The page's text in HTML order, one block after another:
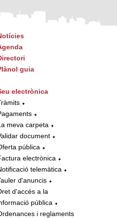
guia
electrònica
meva carpeta
document
pública
electrònica
telemàtica
d'anuncis
d'accés a la
pública
i reglaments